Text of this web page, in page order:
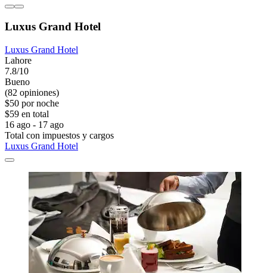
Luxus Grand Hotel
Luxus Grand Hotel
Lahore
7.8/10
Bueno
(82 opiniones)
$50 por noche
$59 en total
16 ago - 17 ago
Total con impuestos y cargos
Luxus Grand Hotel